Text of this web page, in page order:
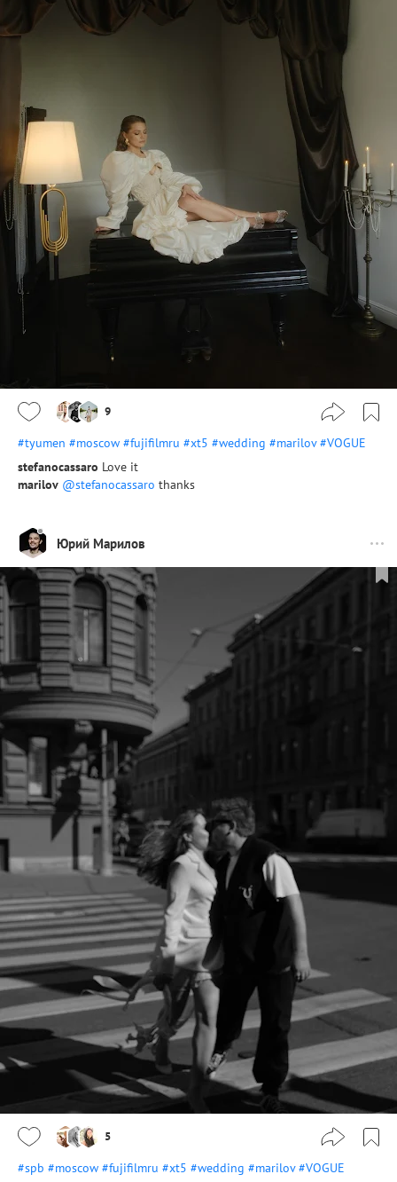
9
#tyumen #moscow #fujifilmru #xt5 #wedding #marilov #VOGUE
stefanocassaro Love it
marilov @stefanocassaro thanks
Юрий Марилов
5
#spb #moscow #fujifilmru #xt5 #wedding #marilov #VOGUE